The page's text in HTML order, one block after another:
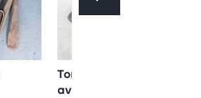
Torsketaco med
avokadokrem